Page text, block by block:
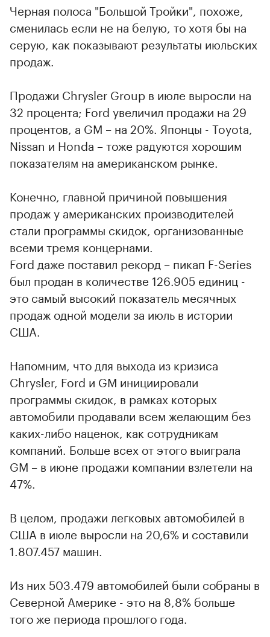
Черная полоса "Большой Тройки", похоже,
сменилась если не на белую, то хотя бы на
серую, как показывают результаты июльских
продаж.
Продажи Chrysler Group в июле выросли на
32 процента; Ford увеличил продажи на 29
процентов, а GM – на 20%. Японцы - Toyota,
Nissan и Honda – тоже радуются хорошим
показателям на американском рынке.
Конечно, главной причиной повышения
продаж у американских производителей
стали программы скидок, организованные
всеми тремя концернами.
Ford даже поставил рекорд – пикап F-Series
был продан в количестве 126.905 единиц -
это самый высокий показатель месячных
продаж одной модели за июль в истории
США.
Напомним, что для выхода из кризиса
Chrysler, Ford и GM инициировали
программы скидок, в рамках которых
автомобили продавали всем желающим без
каких-либо наценок, как сотрудникам
компаний. Больше всех от этого выиграла
GM – в июне продажи компании взлетели на
47%.
В целом, продажи легковых автомобилей в
США в июле выросли на 20,6% и составили
1.807.457 машин.
Из них 503.479 автомобилей были собраны в
Северной Америке - это на 8,8% больше
того же периода прошлого года.